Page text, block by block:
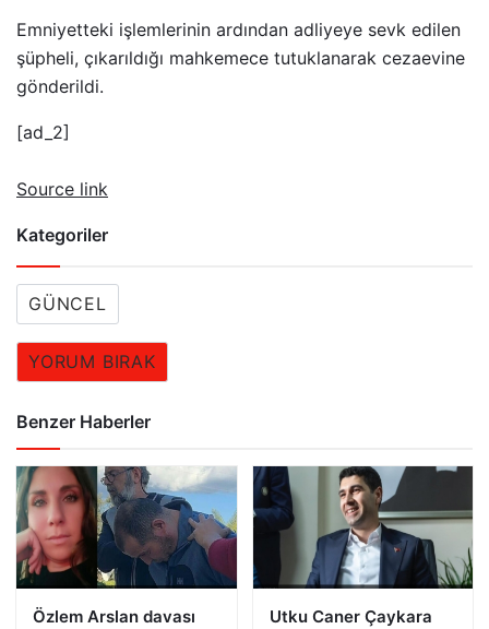
Emniyetteki işlemlerinin ardından adliyeye sevk edilen
şüpheli, çıkarıldığı mahkemece tutuklanarak cezaevine
gönderildi.
[ad_2]
Source link
Kategoriler
GÜNCEL
YORUM BIRAK
Benzer Haberler
Özlem Arslan davası
Utku Caner Çaykara